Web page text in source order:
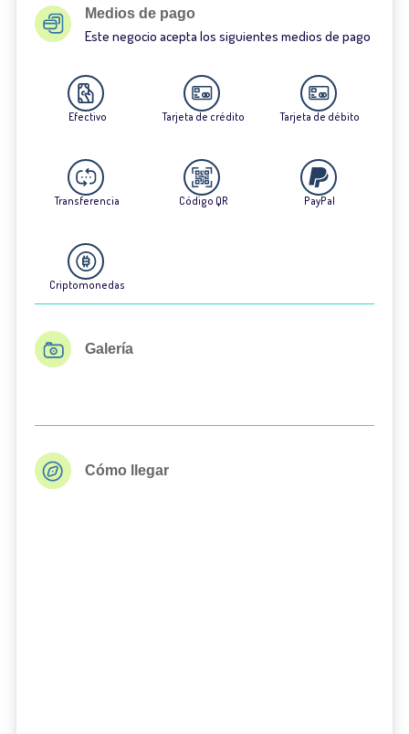
Medios de pago
Este negocio acepta los siguientes medios de pago
Efectivo Tarjeta de crédito Tarjeta de débito
Transferencia Código QR PayPal
Criptomonedas
Galería
Cómo llegar